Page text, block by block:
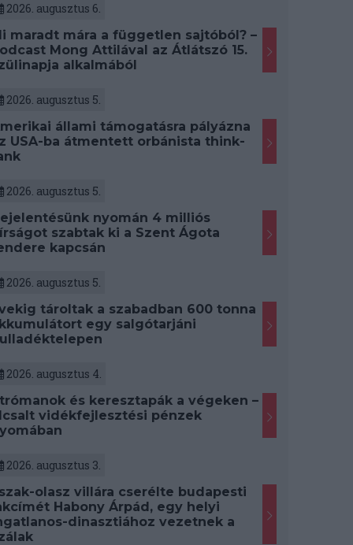
2026. augusztus 6.
maradt mára a független sajtóból? –
Mong Attilával az Átlátszó 15.
alkalmából
2026. augusztus 5.
állami támogatásra pályázna
USA-ba átmentett orbánista think-
2026. augusztus 5.
nyomán 4 milliós
szabtak ki a Szent Ágota
kapcsán
2026. augusztus 5.
tároltak a szabadban 600 tonna
egy salgótarjáni
2026. augusztus 4.
és keresztapák a végeken –
vidékfejlesztési pénzek
2026. augusztus 3.
olasz villára cserélte budapesti
Habony Árpád, egy helyi
dinasztiához vezetnek a